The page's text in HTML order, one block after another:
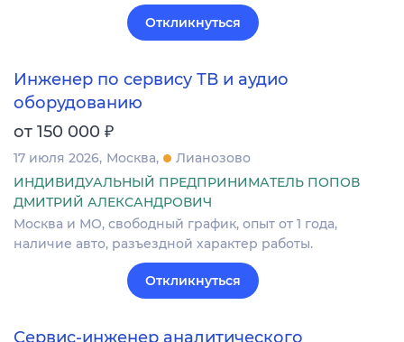
Откликнуться
Инженер по сервису ТВ и аудио
оборудованию
от 150 000 ₽
17 июля 2026 Москва
Лианозово
ИНДИВИДУАЛЬНЫЙ ПРЕДПРИНИМАТЕЛЬ ПОПОВ
ДМИТРИЙ АЛЕКСАНДРОВИЧ
Москва и МО, свободный график, опыт от 1 года,
наличие авто, разъездной характер работы.
Откликнуться
Сервис-инженер аналитического